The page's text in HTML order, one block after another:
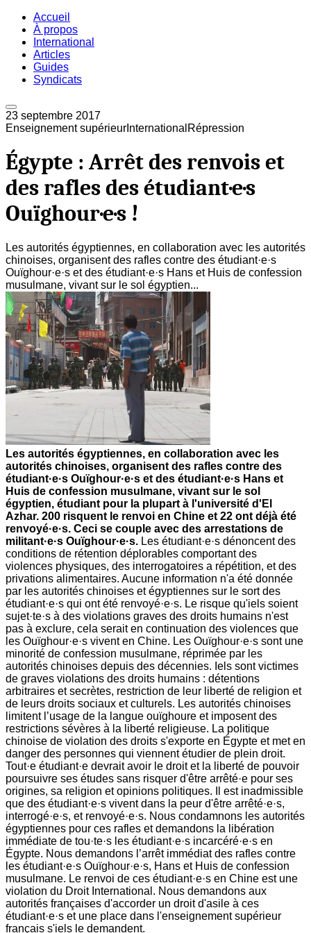
Accueil
À propos
International
Articles
Guides
Syndicats
23 septembre 2017
Enseignement supérieur International Répression
Égypte : Arrêt des renvois et
des rafles des étudiant·e·s
Ouïghour·e·s !
Les autorités égyptiennes, en collaboration avec les autorités
chinoises, organisent des rafles contre des étudiant·e·s
Ouïghour·e·s et des étudiant·e·s Hans et Huis de confession
musulmane, vivant sur le sol égyptien...
Les autorités égyptiennes, en collaboration avec les
autorités chinoises, organisent des rafles contre des
étudiant·e·s Ouïghour·e·s et des étudiant·e·s Hans et
Huis de confession musulmane, vivant sur le sol
égyptien, étudiant pour la plupart à l'université d'El
Azhar. 200 risquent le renvoi en Chine et 22 ont déjà été
renvoyé·e·s. Ceci se couple avec des arrestations de
militant·e·s Ouïghour·e·s. Les étudiant·e·s dénoncent des
conditions de rétention déplorables comportant des
violences physiques, des interrogatoires a répétition, et des
privations alimentaires. Aucune information n'a été donnée
par les autorités chinoises et égyptiennes sur le sort des
étudiant·e·s qui ont été renvoyé·e·s. Le risque qu'iels soient
sujet·te·s à des violations graves des droits humains n'est
pas à exclure, cela serait en continuation des violences que
les Ouïghour·e·s vivent en Chine. Les Ouïghour·e·s sont une
minorité de confession musulmane, réprimée par les
autorités chinoises depuis des décennies. Iels sont victimes
de graves violations des droits humains : détentions
arbitraires et secrètes, restriction de leur liberté de religion et
de leurs droits sociaux et culturels. Les autorités chinoises
limitent l’usage de la langue ouïghoure et imposent des
restrictions sévères à la liberté religieuse. La politique
chinoise de violation des droits s'exporte en Égypte et met en
danger des personnes qui viennent étudier de plein droit.
Tout·e étudiant·e devrait avoir le droit et la liberté de pouvoir
poursuivre ses études sans risquer d'être arrêté·e pour ses
origines, sa religion et opinions politiques. Il est inadmissible
que des étudiant·e·s vivent dans la peur d'être arrêté·e·s,
interrogé·e·s, et renvoyé·e·s. Nous condamnons les autorités
égyptiennes pour ces rafles et demandons la libération
immédiate de tou·te·s les étudiant·e·s incarcéré·e·s en
Égypte. Nous demandons l’arrêt immédiat des rafles contre
les étudiant·e·s Ouïghour·e·s, Hans et Huis de confession
musulmane. Le renvoi de ces étudiant·e·s en Chine est une
violation du Droit International. Nous demandons aux
autorités françaises d'accorder un droit d'asile à ces
étudiant·e·s et une place dans l'enseignement supérieur
français s'iels le demandent.